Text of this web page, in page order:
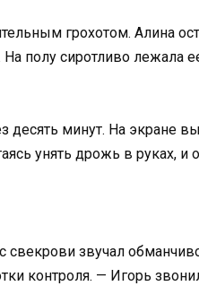
грохотом. Алина
полу сиротливо лежала
десять минут. На экране
унять дрожь в руках, и
звучал
контроля. — Игорь